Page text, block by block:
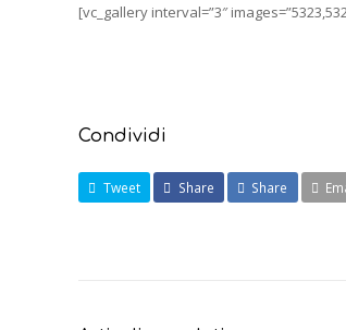
[vc_gallery interval=”3″
Condividi
Tweet Share Share